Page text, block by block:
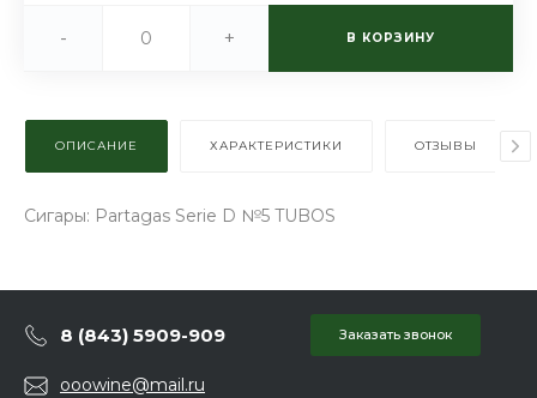
- + В КОРЗИНУ
ОПИСАНИЕ ХАРАКТЕРИСТИКИ ОТЗЫВЫ
Сигары: Partagas Serie D №5 TUBOS
8 (843) 5909-909 Заказать звонок
ooowine@mail.ru